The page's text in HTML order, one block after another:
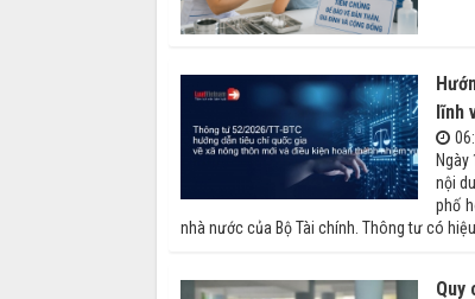
lĩnh
nội
phố
nhà nước của Bộ Tài chính. Thông tư có
Quy